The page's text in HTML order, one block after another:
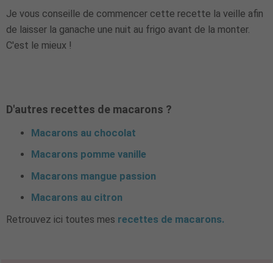
Je vous conseille de commencer cette recette la veille afin
de laisser la ganache une nuit au frigo avant de la monter.
C'est le mieux !
D'autres recettes de macarons ?
Macarons au chocolat
Macarons pomme vanille
Macarons mangue passion
Macarons au citron
Retrouvez ici toutes mes recettes de macarons.